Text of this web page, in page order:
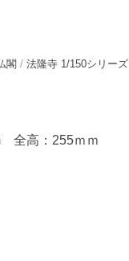
閣 / 法隆寺 1/150シリーズ
全高：255ｍｍ